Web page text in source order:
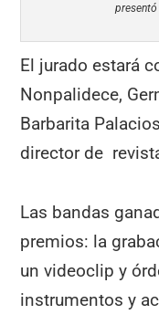
presentó
El jurado estará
Nonpalidece,
Barbarita
director de
Las bandas
premios: la
un videoclip y
instrumentos y